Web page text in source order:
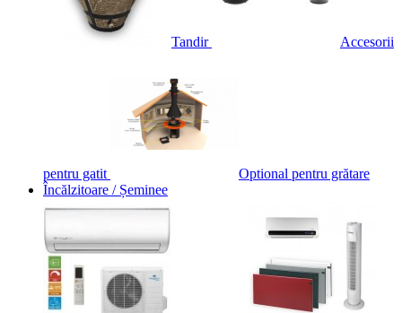
Tandir Accesorii
pentru gatit
Optional pentru grătare
Încălzitoare / Șeminee